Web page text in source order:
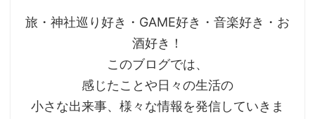
旅・神社巡り好き・GAME好き・音楽好き・お
酒好き！
このブログでは、
感じたことや日々の生活の
小さな出来事、様々な情報を発信していきま